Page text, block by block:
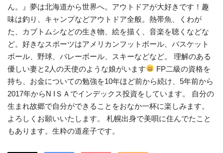
ん。』夢は北海道から世界へ。アウトドアが大好きです！趣
味は釣り、キャンプなどアウトドア全般。熱帯魚、くわが
た、カブトムシなどの生き物、絵を描く、音楽を聴くなどな
ど。好きなスポーツはアメリカンフットボール、バスケット
ボール、野球、バレーボール、スキーなどなど。 理解のある
優しい妻と2人の天使のような娘がいます
FP二級の資格を
持ち、お金についての勉強を10年ほど前から続け、5年前から
2017年からN IＳＡでインデックス投資をしています。 自分の
生まれ故郷で自分ができることをおなか一杯に楽しみます。
よろしくお願いいたします。 札幌出身で美唄に住んでたこと
もあります。生粋の道産子です。